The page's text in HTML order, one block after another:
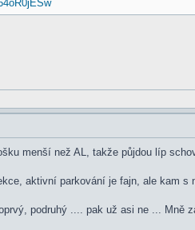
menší než AL, takže půjdou líp
aktivní parkování je fajn, ale kam s
podruhý .... pak už asi ne ... Mně